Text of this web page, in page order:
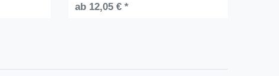
ab 12,05 € *